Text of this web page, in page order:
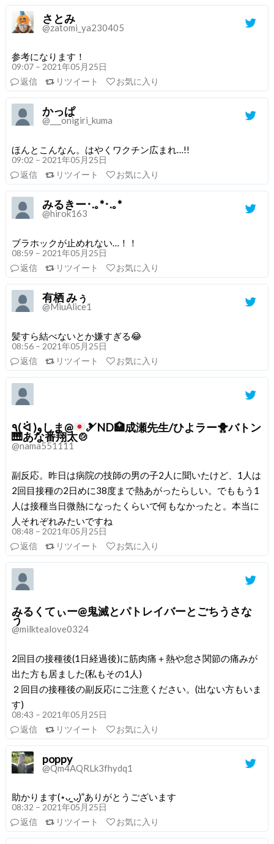
さとみ
@zatomi_ya230405
参考になります！
09:07 – 2021年05月25日
返信
リツイート お気に入り
かっぱ
@___onigiri_kuma
ほんとこんなん。はやくワクチン広まれ…!!
09:02 – 2021年05月25日
返信
リツイート お気に入り
みるきー･.｡*･.｡*
@hirok163
ブラホックが止めれない…！！
08:59 – 2021年05月25日
返信
リツイート お気に入り
有栖 みぅ
@MiuAlice1
髪すら結べないとか嫌すぎる😂
08:56 – 2021年05月25日
返信
リツイート お気に入り
٩( ᐛ )وしま@ 🎿ND🏥成瀬先生/ひよラー🐥バトン
🎹あな番翔太🍲
@nama551111
副反応。昨日は病院の技師の男の子2人に聞いたけど、1人は
2回目接種の2日めに38度まで熱あがったらしい。でももう1
人は接種当日微熱になったくらいで何もなかったと。本当に
人それぞれみたいですね
08:48 – 2021年05月25日
返信
リツイート お気に入り
みるくてぃー@鬼滅とパトレイバーとごちうさな
う
@milktealove0324
2回目の接種後(1日経過後)に筋肉痛＋熱や怠さ関節の痛みが
出た方も居ました(私もその1人)
２回目の接種後の副反応にご注意ください。(出ない方もいま
す)
08:43 – 2021年05月25日
返信
リツイート お気に入り
poppy
@Qm4AQRLk3fhydq1
助かります(⋆ᴗ͈ˬᴗ͈)”ありがとうございます
08:32 – 2021年05月25日
返信
リツイート お気に入り